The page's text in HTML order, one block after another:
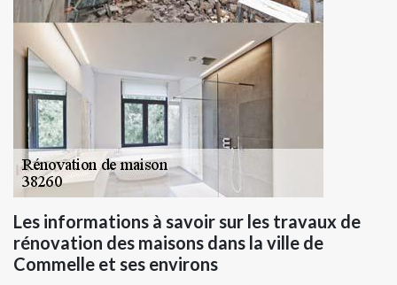
Les informations à savoir sur les travaux de
rénovation des maisons dans la ville de
Commelle et ses environs